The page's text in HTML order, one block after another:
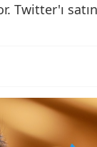
Twitter'ı